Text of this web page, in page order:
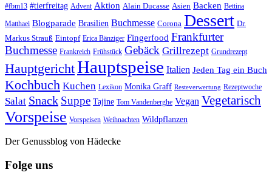
#fbm13 #tierfreitag Advent Aktion Alain Ducasse Asien Backen Bettina
Matthaei Blogparade Brasilien Buchmesse Corona Dessert Dr.
Markus Strauß Eintopf Erica Bänziger Fingerfood Frankfurter
Buchmesse Frankreich Frühstück Gebäck Grillrezept Grundrezept
HauptgerichtHauptspeise Italien Jeden Tag ein Buch
Kochbuch Kuchen Lexikon Monika Graff Resteverwertung Rezeptwoche
Salat Snack Suppe Tajine Tom Vandenberghe Vegan Vegetarisch
Vorspeise Vorspeisen Weihnachten Wildpflanzen
Der Genussblog von Hädecke
Folge uns